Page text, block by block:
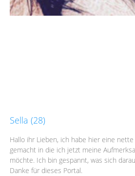
Sella (28)
Hallo ihr Lieben, ich habe hier eine
gemacht in die ich jetzt meine
möchte. Ich bin gespannt, was sich
Danke für dieses Portal.